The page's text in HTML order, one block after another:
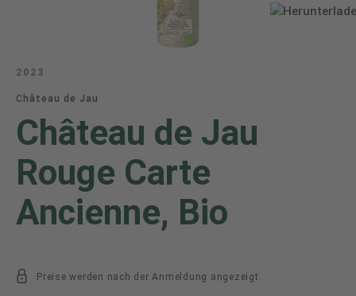
2023
Château de Jau
Château de Jau
Rouge Carte
Ancienne, Bio
Preise werden nach der Anmeldung angezeigt.